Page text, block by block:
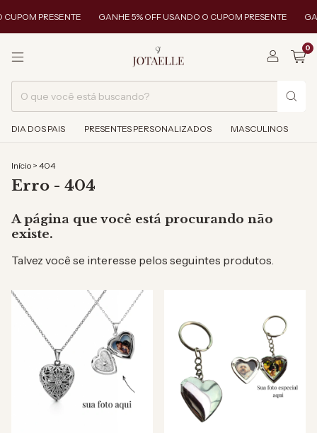
PRESENTE GANHE 5% OFF USANDO O CUPOM PRESENTE
0
DIA DOS PAIS PRESENTES PERSONALIZADOS MASCULINOS
Início > 404
Erro - 404
A página que você está procurando não
existe.
Talvez você se interesse pelos seguintes produtos.